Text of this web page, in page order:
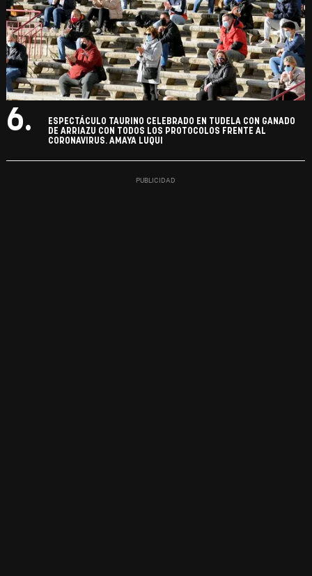
6.
ESPECTÁCULO TAURINO CELEBRADO EN TUDELA CON GANADO
DE ARRIAZU CON TODOS LOS PROTOCOLOS FRENTE AL
CORONAVIRUS. AMAYA LUQUI